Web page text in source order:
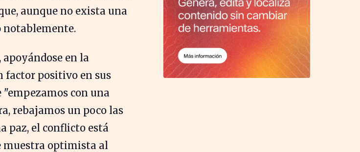
aunque no exista una
notablemente.
en la
factor positivo en sus
con una
rebajamos un poco las
paz, el conflicto está
muestra optimista al